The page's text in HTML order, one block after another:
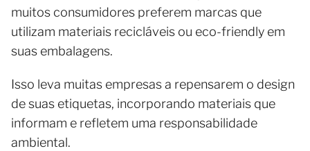
muitos consumidores preferem marcas que
utilizam materiais recicláveis ou eco-friendly em
suas embalagens.
Isso leva muitas empresas a repensarem o design
de suas etiquetas, incorporando materiais que
informam e refletem uma responsabilidade
ambiental.